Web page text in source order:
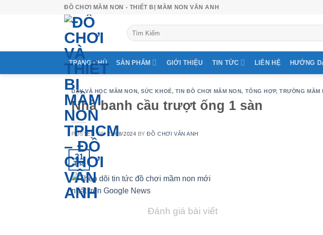
ĐỒ CHƠI MẦM NON - THIẾT BỊ MẦM NON VÂN ANH
Tìm
kiếm:
TRANG CHỦ SẢN PHẨM GIỚI THIỆU TIN TỨC LIÊN HỆ HƯỚNG
DẠY VÀ HỌC MẦM NON,SỨC KHOẺ, TIN ĐỒ CHƠI MẦM NON, TỔNG HỢP,TRƯỜNG MẦM
Nhà banh cầu trượt ống 1 sàn
POSTED ON 21/08/2024 BYĐỒ CHƠI VÂN ANH
21
Th8
Đánh giá bài viết